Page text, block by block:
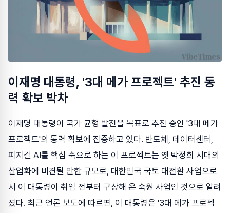
이재명 대통령, '3대 메가 프로젝트' 추진 동
력 확보 박차
이재명 대통령이 국가 균형 발전을 목표로 추진 중인 '3대 메가
프로젝트'의 동력 확보에 집중하고 있다. 반도체, 데이터센터,
피지컬 AI를 핵심 축으로 하는 이 프로젝트는 옛 박정희 시대의
산업화에 비견될 만한 규모로, 대한민국 국토 대전환 사업으로
서 이 대통령이 취임 전부터 구상해 온 숙원 사업인 것으로 알려
졌다. 최근 언론 보도에 따르면, 이 대통령은 '3대 메가 프로젝